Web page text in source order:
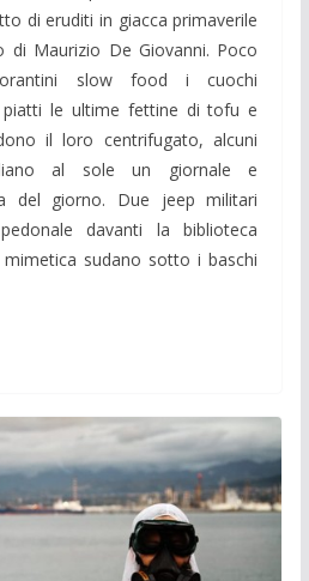
di eruditi in giacca primaverile
di Maurizio De Giovanni. Poco
slow food i cuochi
piatti le ultime fettine di tofu e
il loro centrifugato, alcuni
al sole un giornale e
del giorno. Due jeep militari
davanti la biblioteca
sudano sotto i baschi